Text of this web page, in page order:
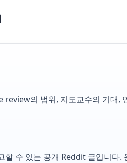
의 범위, 지도교수의 기대,
수 있는 공개 Reddit 글입니다.